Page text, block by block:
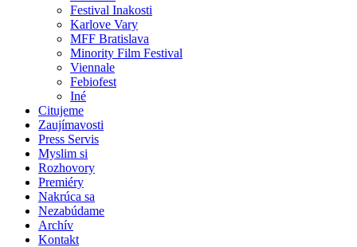
Festival Inakosti
Karlove Vary
MFF Bratislava
Minority Film Festival
Viennale
Febiofest
Iné
Citujeme
Zaujímavosti
Press Servis
Myslim si
Rozhovory
Premiéry
Nakrúca sa
Nezabúdame
Archív
Kontakt